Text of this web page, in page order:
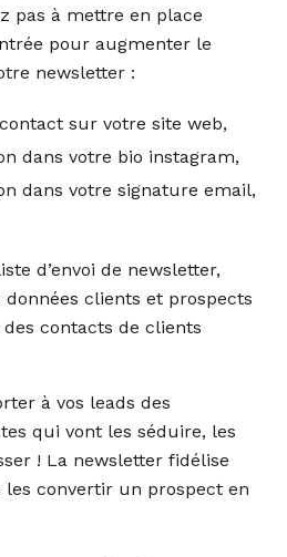
pas à mettre en place
pour augmenter le
newsletter :
sur votre site web,
dans votre bio instagram,
dans votre signature email,
d’envoi de newsletter,
clients et prospects
contacts de clients
à vos leads des
qui vont les séduire, les
! La newsletter fidélise
convertir un prospect en